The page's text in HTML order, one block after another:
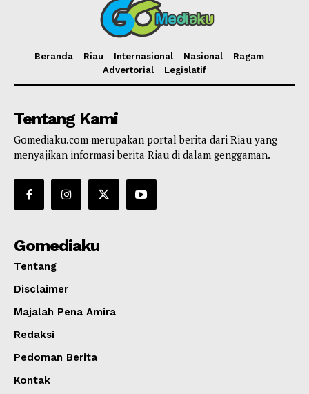
Beranda Riau Internasional Nasional
Ragam
Advertorial
Legislatif
Tentang Kami
Gomediaku.com merupakan portal berita dari Riau yang
menyajikan informasi berita Riau di dalam genggaman.
Gomediaku
Tentang
Disclaimer
Majalah Pena Amira
Redaksi
Pedoman Berita
Kontak